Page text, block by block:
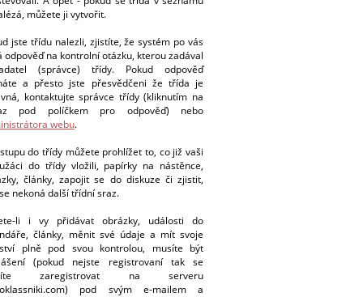
můžete ji vytvořit.
jste třídu nalezli, zjistíte, že systém po vás
odpověď na kontrolní otázku, kterou zadával
(správce) třídy. Pokud odpověď
a přesto jste přesvědčeni že třída je
kontaktujte správce třídy (kliknutím na
pod políčkem pro odpověď) nebo
webu.
do třídy můžete prohlížet to, co již vaši
do třídy vložili, papírky na nástěnce,
články, zapojit se do diskuze či zjistit,
nekoná další třídní sraz.
li i vy přidávat obrázky, události do
články, měnit své údaje a mít svoje
plně pod svou kontrolou, musíte být
(pokud nejste registrovaní tak se
zaregistrovat na serveru
pod svým e-mailem a